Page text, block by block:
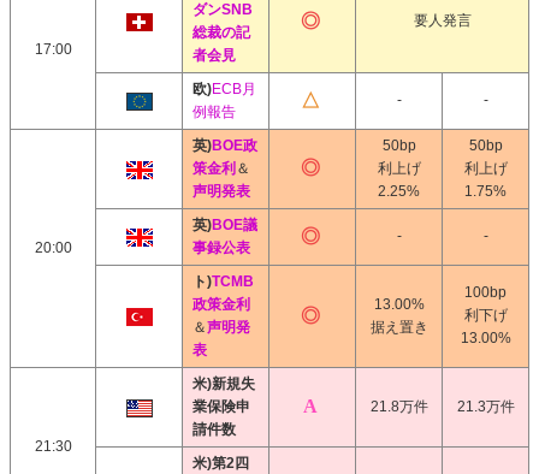
17:00
ダンSNB
総裁の記
者会見
要人発言
欧)ECB月
例報告
- -
20:00
英)BOE政
策金利 ＆
声明発表
50bp
利上げ
2.25%
50bp
利上げ
1.75%
英)BOE議
事録公表
- -
ト)TCMB
政策金利
＆声明発
表
13.00%
据え置き
100bp
利下げ
13.00%
21:30
米)新規失
業保険申
請件数
21.8万件 21.3万件
米)第2四